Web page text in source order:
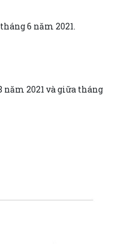
6 năm 2021.
năm 2021 và giữa tháng